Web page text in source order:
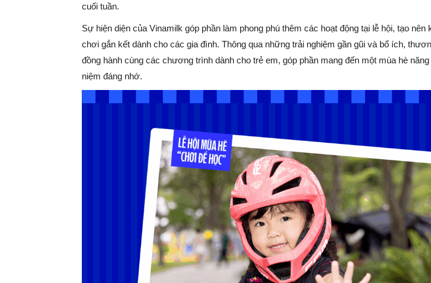
cuối tuần.
Sự hiện diện của Vinamilk góp phần làm phong phú thêm các hoạt động tại lễ hội, tạo nên
chơi gắn kết dành cho các gia đình. Thông qua những trải nghiệm gần gũi và bổ ích,
đồng hành cùng các chương trình dành cho trẻ em, góp phần mang đến một mùa hè
niệm đáng nhớ.